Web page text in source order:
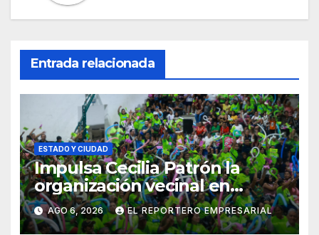
Entrada relacionada
ESTADO Y CIUDAD
Impulsa Cecilia Patrón la
organización vecinal en
Mérida y suma a comités de
vigilancia en la prevención
AGO 6, 2026 EL REPORTERO EMPRESARIAL